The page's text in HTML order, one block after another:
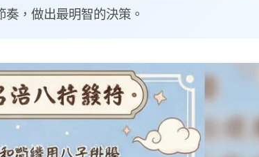
，做出最明智的決策。